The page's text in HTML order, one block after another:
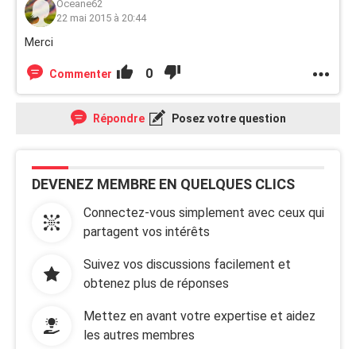
Oceane62
22 mai 2015 à 20:44
Merci
Commenter 0
Répondre Posez votre question
DEVENEZ MEMBRE EN QUELQUES CLICS
Connectez-vous simplement avec ceux qui
partagent vos intérêts
Suivez vos discussions facilement et
obtenez plus de réponses
Mettez en avant votre expertise et aidez
les autres membres